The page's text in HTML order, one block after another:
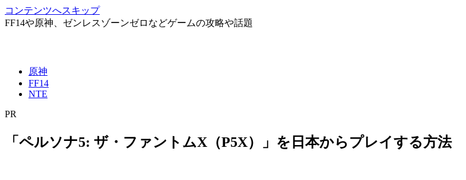
コンテンツへスキップ
FF14や原神、ゼンレスゾーンゼロなどゲームの攻略や話題
原神
FF14
NTE
PR
「ペルソナ5: ザ・ファントムX（P5X）」を日本からプレイする方法